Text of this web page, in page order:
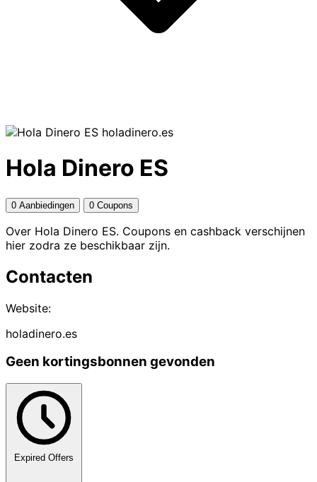
holadinero.es
Hola Dinero ES
0 Aanbiedingen 0 Coupons
Over Hola Dinero ES. Coupons en cashback verschijnen
hier zodra ze beschikbaar zijn.
Contacten
Website:
holadinero.es
Geen kortingsbonnen gevonden
Expired Offers